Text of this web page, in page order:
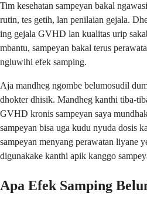
Tim kesehatan sampeyan bakal
rutin, tes getih, lan penilaian gejala.
ing gejala GVHD lan kualitas urip
mbantu, sampeyan bakal terus
ngluwihi efek samping.
Aja mandheg ngombe belumosudil
dhokter dhisik. Mandheg kanthi tiba-
GVHD kronis sampeyan saya
sampeyan bisa uga kudu nyuda dosis
sampeyan menyang perawatan liyane
digunakake kanthi apik kanggo
Apa Efek Samping